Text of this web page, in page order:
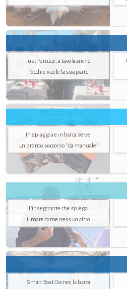
Just Peruzzi, a tavola anche
l’occhio vuole la sua parte
In spiaggia e in barca serve
un pronto soccorso "da manuale"
L'insegnante che spiega
il mare come nessun altro
Smart Boat Owner, la barca